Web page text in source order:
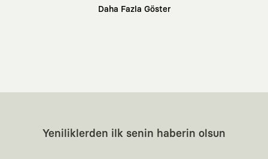
dolabının en değerli parçası olarak kalacak, hikayesini ve estetik
Yaratıcı Bir Topluluk
KAFT, keşfetmeyi sevenlerin, sanata tutkuyla bağlı
olanların ve şehri özgürce adımlayanların ortak dilidir. Üzerinde
Daha Fazla Göster
Yeniliklerden ilk senin haberin olsun